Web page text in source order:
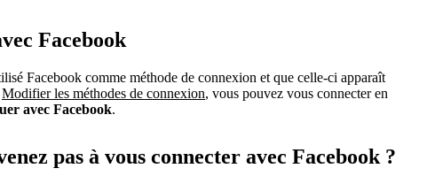
Facebook
Facebook comme méthode de connexion et que celle-ci apparaît
Modifier les méthodes de connexion, vous pouvez vous connecter en
avec Facebook.
pas à vous connecter avec Facebook ?